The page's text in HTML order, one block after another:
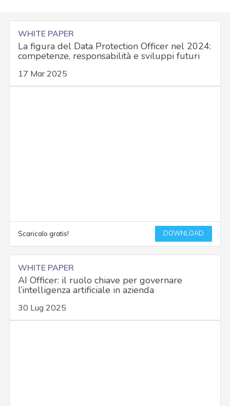
WHITE PAPER
La figura del Data Protection Officer nel 2024:
competenze, responsabilità e sviluppi futuri
17 Mar 2025
Scaricalo gratis! DOWNLOAD
WHITE PAPER
AI Officer: il ruolo chiave per governare
l’intelligenza artificiale in azienda
30 Lug 2025